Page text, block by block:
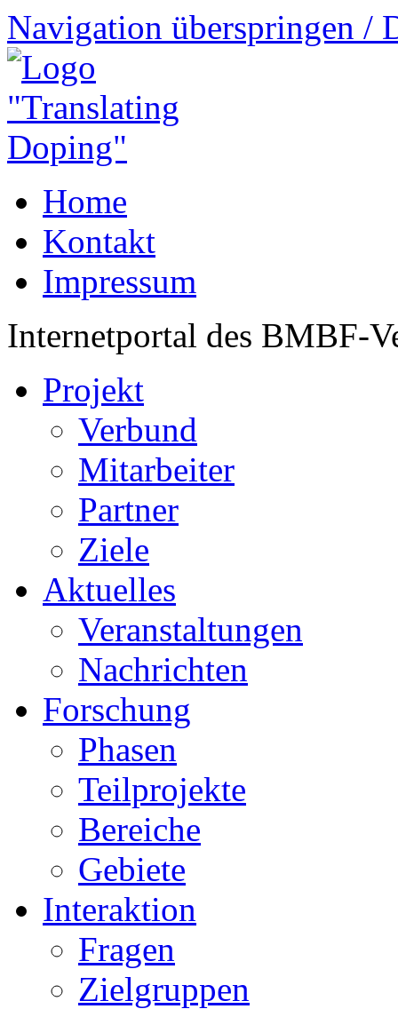
Navigation überspringen /
Home
Kontakt
Impressum
Internetportal des BMBF-
Projekt
Verbund
Mitarbeiter
Partner
Ziele
Aktuelles
Veranstaltungen
Nachrichten
Forschung
Phasen
Teilprojekte
Bereiche
Gebiete
Interaktion
Fragen
Zielgruppen